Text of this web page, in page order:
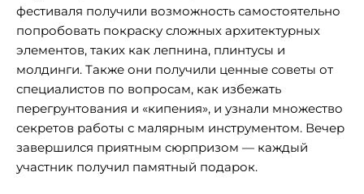
фестиваля получили возможность самостоятельно
попробовать покраску сложных архитектурных
элементов, таких как лепнина, плинтусы и
молдинги. Также они получили ценные советы от
специалистов по вопросам, как избежать
перегрунтования и «кипения», и узнали множество
секретов работы с малярным инструментом. Вечер
завершился приятным сюрпризом — каждый
участник получил памятный подарок.